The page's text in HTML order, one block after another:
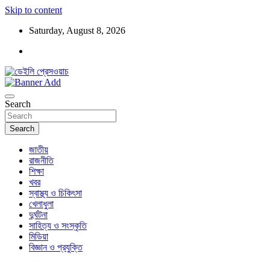
Skip to content
Saturday, August 8, 2026
ডেইলি প্রেসওয়াচ
Search
Search
জাতীয়
রাজনীতি
শিক্ষা
খবর
স্বাস্থ্য ও চিকিৎসা
খেলাধুলা
দুর্ঘটনা
সাহিত্য ও সংস্কৃতি
মিডিয়া
বিজ্ঞান ও প্রযুক্তি